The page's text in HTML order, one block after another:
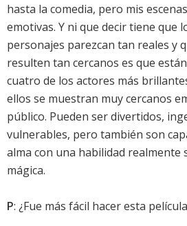
hasta la comedia, pero mis
emotivas. Y ni que decir tiene que
personajes parezcan tan reales y
resulten tan cercanos es que
cuatro de los actores más
ellos se muestran muy cercanos
público. Pueden ser divertidos,
vulnerables, pero también son
alma con una habilidad realmente
mágica.
P: ¿Fue más fácil hacer esta